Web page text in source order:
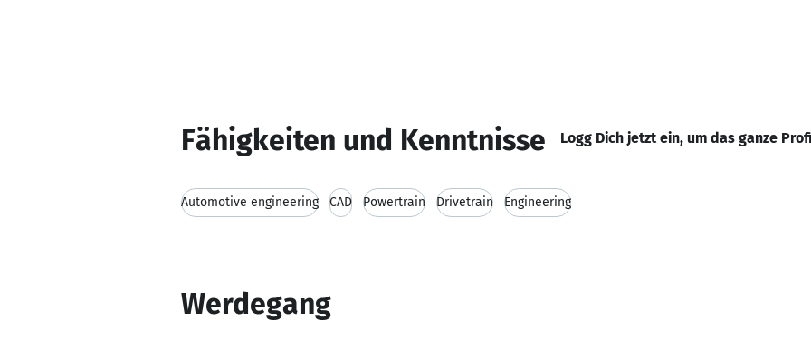
Fähigkeiten und Kenntnisse Logg Dich jetzt ein, um das ganze
Automotive engineering CAD Powertrain Drivetrain Engineering
Werdegang